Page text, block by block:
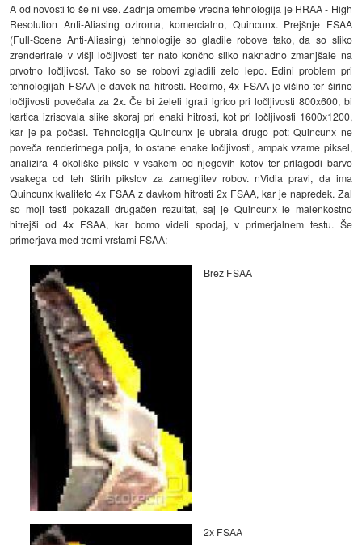
A od novosti to še ni vse. Zadnja omembe vredna tehnologija je HRAA - High
Resolution Anti-Aliasing oziroma, komercialno, Quincunx. Prejšnje FSAA
(Full-Scene Anti-Aliasing) tehnologije so gladile robove tako, da so sliko
zrenderirale v višji ločljivosti ter nato končno sliko naknadno zmanjšale na
prvotno ločljivost. Tako so se robovi zgladili zelo lepo. Edini problem pri
tehnologijah FSAA je davek na hitrosti. Recimo, 4x FSAA je višino ter širino
ločljivosti povečala za 2x. Če bi želeli igrati igrico pri ločljivosti 800x600, bi
kartica izrisovala slike skoraj pri enaki hitrosti, kot pri ločljivosti 1600x1200,
kar je pa počasi. Tehnologija Quincunx je ubrala drugo pot: Quincunx ne
poveča renderirnega polja, to ostane enake ločljivosti, ampak vzame piksel,
analizira 4 okoliške piksle v vsakem od njegovih kotov ter prilagodi barvo
vsakega od teh štirih pikslov za zameglitev robov. nVidia pravi, da ima
Quincunx kvaliteto 4x FSAA z davkom hitrosti 2x FSAA, kar je napredek. Žal
so moji testi pokazali drugačen rezultat, saj je Quincunx le malenkostno
hitrejši od 4x FSAA, kar bomo videli spodaj, v primerjalnem testu. Še
primerjava med tremi vrstami FSAA:
Brez FSAA
2x FSAA